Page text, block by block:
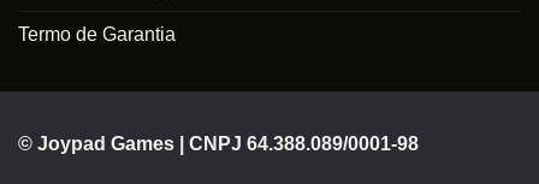
Termo de Garantia
© Joypad Games | CNPJ 64.388.089/0001-98